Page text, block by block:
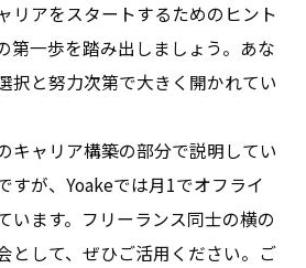
リアをスタートするためのヒント
第一歩を踏み出しましょう。あな
択と努力次第で大きく開かれてい
キャリア構築の部分で説明してい
すが、Yoakeでは月1でオフライ
います。フリーランス同士の横の
として、ぜひご活用ください。ご